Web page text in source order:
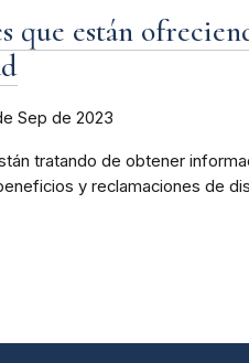
que están
Sep de 2023
tratando de obtener
y reclamaciones de